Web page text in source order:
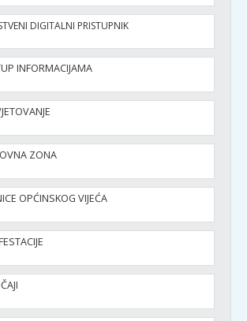
DIGITALNI PRISTUPNIK
INFORMACIJAMA
ZONA
OPĆINSKOG VIJEĆA